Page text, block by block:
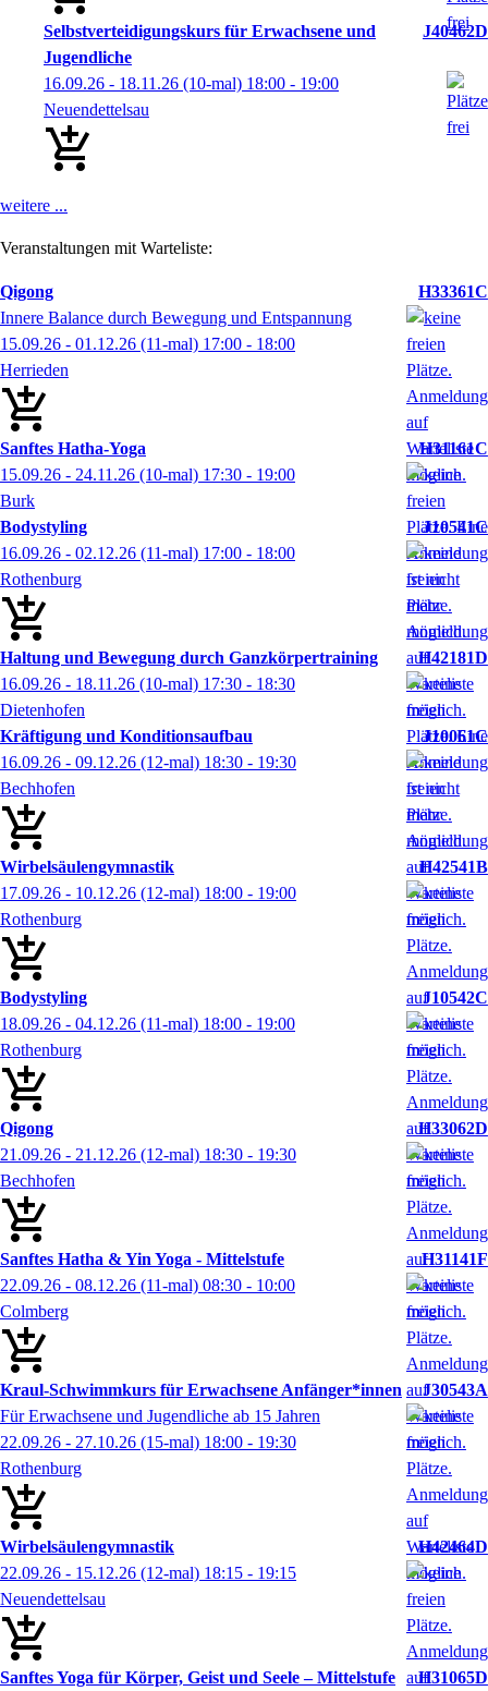
Selbstverteidigungskurs für Erwachsene und
Jugendliche
J40462D
16.09.26 - 18.11.26 (10-mal) 18:00 - 19:00
Neuendettelsau
weitere ...
Veranstaltungen mit Warteliste:
Qigong
H33361C
Innere Balance durch Bewegung und Entspannung
15.09.26 - 01.12.26 (11-mal) 17:00 - 18:00
Herrieden
Sanftes Hatha-Yoga
H31161C
15.09.26 - 24.11.26 (10-mal) 17:30 - 19:00
Burk
Bodystyling
J10541C
16.09.26 - 02.12.26 (11-mal) 17:00 - 18:00
Rothenburg
Haltung und Bewegung durch Ganzkörpertraining
H42181D
16.09.26 - 18.11.26 (10-mal) 17:30 - 18:30
Dietenhofen
Kräftigung und Konditionsaufbau
J10061C
16.09.26 - 09.12.26 (12-mal) 18:30 - 19:30
Bechhofen
Wirbelsäulengymnastik
H42541B
17.09.26 - 10.12.26 (12-mal) 18:00 - 19:00
Rothenburg
Bodystyling
J10542C
18.09.26 - 04.12.26 (11-mal) 18:00 - 19:00
Rothenburg
Qigong
H33062D
21.09.26 - 21.12.26 (12-mal) 18:30 - 19:30
Bechhofen
Sanftes Hatha & Yin Yoga - Mittelstufe
H31141F
22.09.26 - 08.12.26 (11-mal) 08:30 - 10:00
Colmberg
Kraul-Schwimmkurs für Erwachsene Anfänger*innen
J30543A
Für Erwachsene und Jugendliche ab 15 Jahren
22.09.26 - 27.10.26 (15-mal) 18:00 - 19:30
Rothenburg
Wirbelsäulengymnastik
H42464D
22.09.26 - 15.12.26 (12-mal) 18:15 - 19:15
Neuendettelsau
Sanftes Yoga für Körper, Geist und Seele – Mittelstufe
H31065D